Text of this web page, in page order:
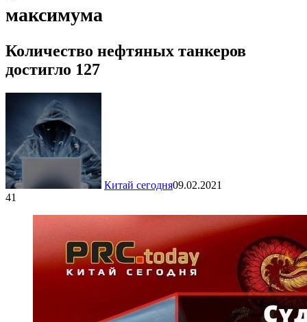
максимума
Количество нефтяных танкеров
достигло 127
Китай сегодня09.02.2021
41